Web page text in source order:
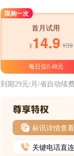
限购一次
首月试用
¥14.9 ¥39
每日仅0.48元
到期29元/月/省自动续
标讯详情查看
关键电话直连